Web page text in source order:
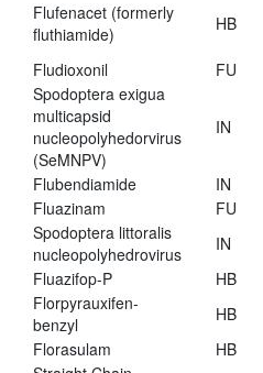
Flufenacet (formerly
fluthiamide)
HB
Fludioxonil
FU
Spodoptera exigua
multicapsid
nucleopolyhedorvirus
(SeMNPV)
IN
Flubendiamide IN
Fluazinam
FU
Spodoptera littoralis
nucleopolyhedrovirus
IN
Fluazifop-P
HB
Florpyrauxifen-
benzyl
HB
Florasulam
HB